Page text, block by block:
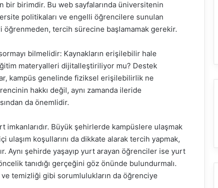
bir birimdir. Bu web sayfalarında üniversitenin
politikaları ve engelli öğrencilere sunulan
tercih sürecine başlamamak gerekir.
bilmelidir: Kaynakların erişilebilir hale
materyalleri dijitalleştiriliyor mu? Destek
kampüs genelinde fiziksel erişilebilirlik ne
hakkı değil, aynı zamanda ileride
da önemlidir.
Büyük şehirlerde kampüslere ulaşmak
koşullarını da dikkate alarak tercih yapmak,
Aynı şehirde yaşayıp yurt arayan öğrenciler ise yurt
tanıdığı gerçeğini göz önünde bulundurmalı.
temizliği gibi sorumlulukların da öğrenciye